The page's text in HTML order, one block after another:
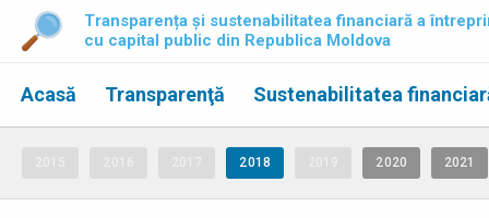
Transparența și sustenabilitatea financiară a
cu capital public din Republica Moldova
Acasă Transparenţă Sustenabilitatea
2018 2020 2021